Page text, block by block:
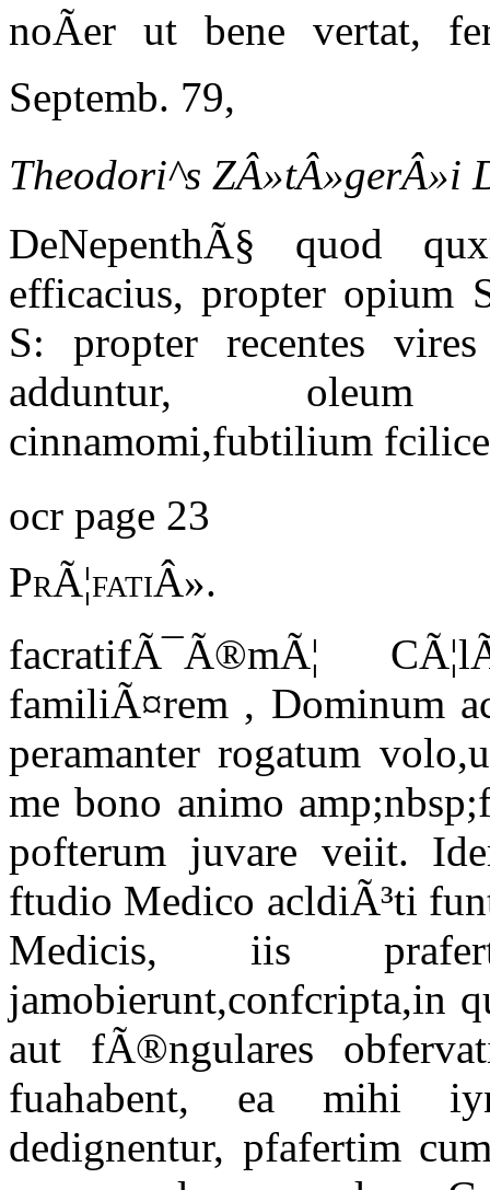
noÃer ut bene vertat,
Septemb. 79,
Theodori^s ZÂ»tÂ»gerÂ»i
DeNepenthÃ§ quod
efficacius, propter opium
S: propter recentes
adduntur, oleum
cinnamomi,fubtilium
ocr page 23
PrÃ¦fatiÂ».
facratifÃ¯Ã®mÃ¦
familiÃ¤rem , Dominum
peramanter rogatum
me bono animo
pofterum juvare veiit.
ftudio Medico acldiÃ³ti
Medicis, iis
jamobierunt,confcripta,in
aut fÃ®ngulares
fuahabent, ea mihi
dedignentur, pfafertim